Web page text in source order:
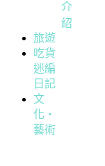
介
紹
旅遊
吃貨
迷編
日記
文
化・
藝術